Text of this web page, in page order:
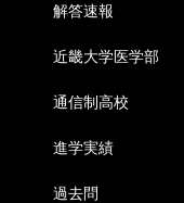
解答速報
近畿大学医学部
通信制高校
進学実績
過去問